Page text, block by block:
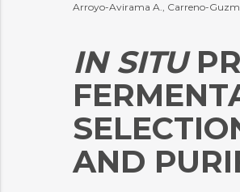
Arroyo-Avirama A., Carreno-
IN SITU
ND